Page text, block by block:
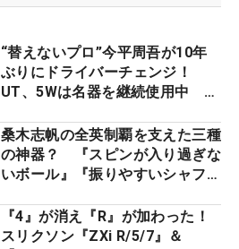
“替えないプロ”今平周吾が10年
ぶりにドライバーチェンジ！
UT、5Wは名器を継続使用中 #
桑木志帆の全英制覇を支えた三種
の神器？ 『スピンが入り過ぎな
いボール』『振りやすいシャフ
ー』 #女子プロセッティング
『4』が消え『R』が加わった！
スリクソン『ZXi R/5/7』＆